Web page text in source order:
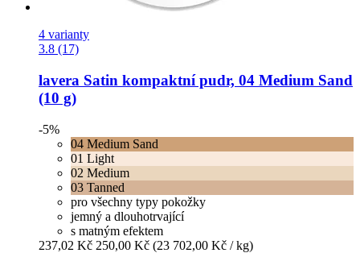
4 varianty
3.8 (17)
lavera Satin kompaktní pudr, 04 Medium Sand
(10 g)
-5%
04 Medium Sand
01 Light
02 Medium
03 Tanned
pro všechny typy pokožky
jemný a dlouhotrvající
s matným efektem
237,02 Kč 250,00 Kč (23 702,00 Kč / kg)